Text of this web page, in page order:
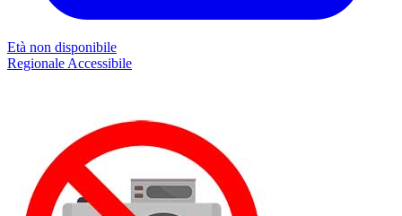
Età non disponibile
Regionale Accessibile